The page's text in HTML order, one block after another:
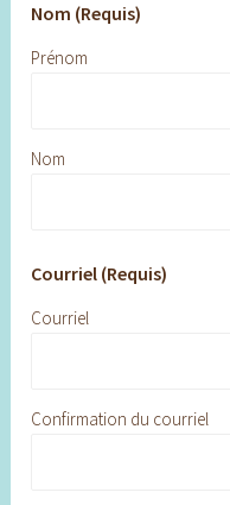
Nom (Requis)
Prénom
Nom
Courriel (Requis)
Courriel
Confirmation du courriel